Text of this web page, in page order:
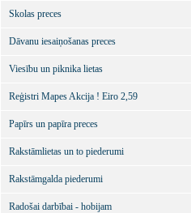
Skolas preces
Dāvanu iesaiņošanas preces
Viesību un piknika lietas
Reģistri Mapes Akcija ! Eiro 2,59
Papīrs un papīra preces
Rakstāmlietas un to piederumi
Rakstāmgalda piederumi
Radošai darbībai - hobijam